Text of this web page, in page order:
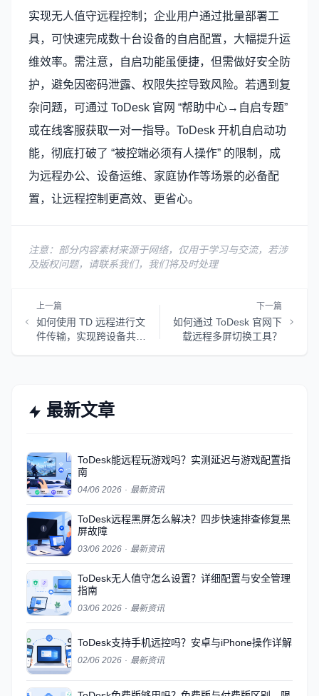
实现无人值守远程控制；企业用户通过批量部署工
具，可快速完成数十台设备的自启配置，大幅提升运
维效率。需注意，自启功能虽便捷，但需做好安全防
护，避免因密码泄露、权限失控导致风险。若遇到复
杂问题，可通过 ToDesk 官网 “帮助中心→自启专题”
或在线客服获取一对一指导。ToDesk 开机自启动功
能，彻底打破了 “被控端必须有人操作” 的限制，成
为远程办公、设备运维、家庭协作等场景的必备配
置，让远程控制更高效、更省心。
注意：部分内容素材来源于网络，仅用于学习与交流，若涉
及版权问题，请联系我们，我们将及时处理
上一篇
如何使用 TD 远程进行文
件传输，实现跨设备共
下一篇
如何通过 ToDesk 官网下
载远程多屏切换工具？
最新文章
ToDesk能远程玩游戏吗？实测延迟与游戏配置指
南
04/06 2026 · 最新资讯
ToDesk远程黑屏怎么解决？四步快速排查修复黑
屏故障
03/06 2026 · 最新资讯
ToDesk无人值守怎么设置？详细配置与安全管理
指南
03/06 2026 · 最新资讯
ToDesk支持手机远控吗？安卓与iPhone操作详解
02/06 2026 · 最新资讯